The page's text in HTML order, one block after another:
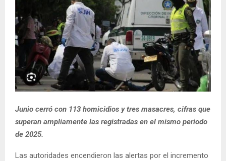
Junio cerró con 113 homicidios y tres masacres, cifras que
superan ampliamente las registradas en el mismo periodo
de 2025.
Las autoridades encendieron las alertas por el incremento